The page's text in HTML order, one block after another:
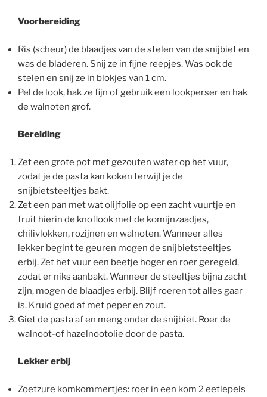
Voorbereiding
Ris (scheur) de blaadjes van de stelen van de snijbiet en
was de bladeren. Snij ze in fijne reepjes. Was ook de
stelen en snij ze in blokjes van 1 cm.
Pel de look, hak ze fijn of gebruik een lookperser en hak
de walnoten grof.
Bereiding
Zet een grote pot met gezouten water op het vuur,
zodat je de pasta kan koken terwijl je de
snijbietsteeltjes bakt.
Zet een pan met wat olijfolie op een zacht vuurtje en
fruit hierin de knoflook met de komijnzaadjes,
chilivlokken, rozijnen en walnoten. Wanneer alles
lekker begint te geuren mogen de snijbietsteeltjes
erbij. Zet het vuur een beetje hoger en roer geregeld,
zodat er niks aanbakt. Wanneer de steeltjes bijna zacht
zijn, mogen de blaadjes erbij. Blijf roeren tot alles gaar
is. Kruid goed af met peper en zout.
Giet de pasta af en meng onder de snijbiet. Roer de
walnoot-of hazelnootolie door de pasta.
Lekker erbij
Zoetzure komkommertjes: roer in een kom 2 eetlepels